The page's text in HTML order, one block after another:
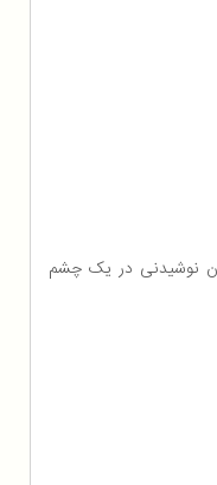
نوشیدنی در یک چشم